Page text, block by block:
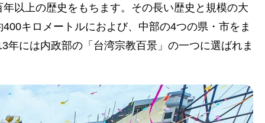
以上の歴史をもちます。その長い歴史と規模の大
キロメートルにおよび、中部の4つの県・市をま
には内政部の「台湾宗教百景」の一つに選ばれま